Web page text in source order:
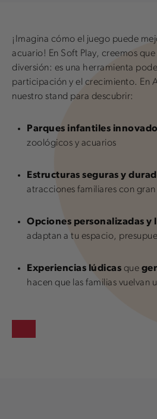
¡Imagina cómo el juego puede
acuario! En Soft Play, creemos
diversión: es una herramienta
participación y el crecimiento. En
nuestro stand para descubrir:
Parques infantiles
zoológicos y acuarios
Estructuras seguras y
atracciones familiares con
Opciones personalizadas y
adaptan a tu espacio,
Experiencias lúdicas que
hacen que las familias vuelvan